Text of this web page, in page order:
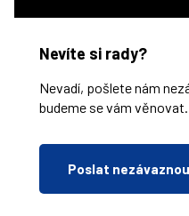
Nevíte si rady?
Nevadí, pošlete nám
budeme se vám věnovat.
Poslat